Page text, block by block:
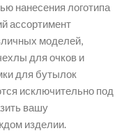
нанесения логотипа
ассортимент
моделей,
для очков и
для бутылок
исключительно под
вашу
изделии.